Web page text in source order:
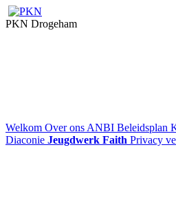
PKN Drogeham
Welkom Over ons ANBI Beleidsplan
Diaconie Jeugdwerk Faith Privacy